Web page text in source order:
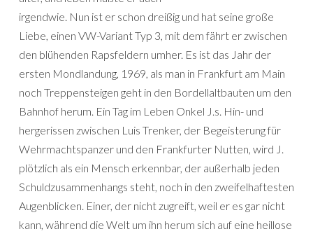
irgendwie. Nun ist er schon dreißig und hat seine große
Liebe, einen VW-Variant Typ 3, mit dem fährt er zwischen
den blühenden Rapsfeldern umher. Es ist das Jahr der
ersten Mondlandung, 1969, als man in Frankfurt am Main
noch Treppensteigen geht in den Bordellaltbauten um den
Bahnhof herum. Ein Tag im Leben Onkel J.s. Hin- und
hergerissen zwischen Luis Trenker, der Begeisterung für
Wehrmachtspanzer und den Frankfurter Nutten, wird J.
plötzlich als ein Mensch erkennbar, der außerhalb jeden
Schuldzusammenhangs steht, noch in den zweifelhaftesten
Augenblicken. Einer, der nicht zugreift, weil er es gar nicht
kann, während die Welt um ihn herum sich auf eine heillose